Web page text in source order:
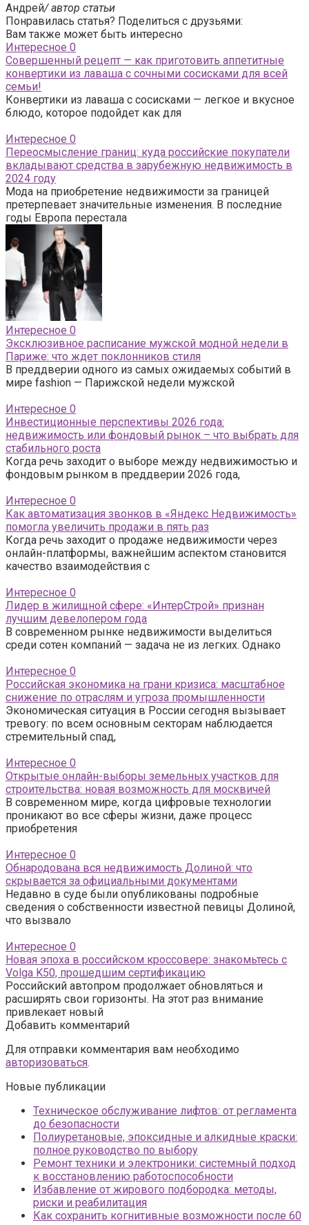
Андрей/ автор статьи
Понравилась статья? Поделиться с друзьями:
Вам также может быть интересно
Интересное 0
Совершенный рецепт — как приготовить аппетитные
конвертики из лаваша с сочными сосисками для всей
семьи!
Конвертики из лаваша с сосисками — легкое и вкусное
блюдо, которое подойдет как для
Интересное 0
Переосмысление границ: куда российские покупатели
вкладывают средства в зарубежную недвижимость в
2024 году
Мода на приобретение недвижимости за границей
претерпевает значительные изменения. В последние
годы Европа перестала
Интересное 0
Эксклюзивное расписание мужской модной недели в
Париже: что ждет поклонников стиля
В преддверии одного из самых ожидаемых событий в
мире fashion — Парижской недели мужской
Интересное 0
Инвестиционные перспективы 2026 года:
недвижимость или фондовый рынок – что выбрать для
стабильного роста
Когда речь заходит о выборе между недвижимостью и
фондовым рынком в преддверии 2026 года,
Интересное 0
Как автоматизация звонков в «Яндекс Недвижимость»
помогла увеличить продажи в пять раз
Когда речь заходит о продаже недвижимости через
онлайн-платформы, важнейшим аспектом становится
качество взаимодействия с
Интересное 0
Лидер в жилищной сфере: «ИнтерСтрой» признан
лучшим девелопером года
В современном рынке недвижимости выделиться
среди сотен компаний — задача не из легких. Однако
Интересное 0
Российская экономика на грани кризиса: масштабное
снижение по отраслям и угроза промышленности
Экономическая ситуация в России сегодня вызывает
тревогу: по всем основным секторам наблюдается
стремительный спад,
Интересное 0
Открытые онлайн-выборы земельных участков для
строительства: новая возможность для москвичей
В современном мире, когда цифровые технологии
проникают во все сферы жизни, даже процесс
приобретения
Интересное 0
Обнародована вся недвижимость Долиной: что
скрывается за официальными документами
Недавно в суде были опубликованы подробные
сведения о собственности известной певицы Долиной,
что вызвало
Интересное 0
Новая эпоха в российском кроссовере: знакомьтесь с
Volga K50, прошедшим сертификацию
Российский автопром продолжает обновляться и
расширять свои горизонты. На этот раз внимание
привлекает новый
Добавить комментарий
Для отправки комментария вам необходимо
авторизоваться.
Новые публикации
Техническое обслуживание лифтов: от регламента
до безопасности
Полиуретановые, эпоксидные и алкидные краски:
полное руководство по выбору
Ремонт техники и электроники: системный подход
к восстановлению работоспособности
Избавление от жирового подбородка: методы,
риски и реабилитация
Как сохранить когнитивные возможности после 60